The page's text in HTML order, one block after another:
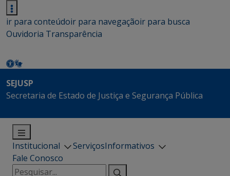
ir para conteúdoir para navegaçãoir para busca
Ouvidoria Transparência
SEJUSP
Secretaria de Estado de Justiça e Segurança Pública
Institucional ServiçosInformativos
Fale Conosco
Pesquisar